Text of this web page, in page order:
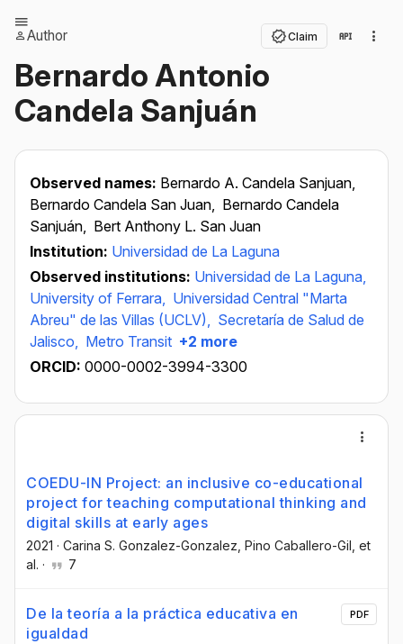
Author Claim
Bernardo Antonio
Candela Sanjuán
Observed names: Bernardo A. Candela Sanjuan,
Bernardo Candela San Juan, Bernardo Candela
Sanjuán, Bert Anthony L. San Juan
Institution: Universidad de La Laguna
Observed institutions: Universidad de La Laguna,
University of Ferrara, Universidad Central "Marta
Abreu" de las Villas (UCLV), Secretaría de Salud de
Jalisco, Metro Transit +2 more
ORCID: 0000-0002-3994-3300
COEDU-IN Project: an inclusive co-educational
project for teaching computational thinking and
digital skills at early ages
2021 · Carina S. Gonzalez-Gonzalez , Pino Caballero-Gil , et
al. · 7
De la teoría a la práctica educativa en
igualdad
PDF